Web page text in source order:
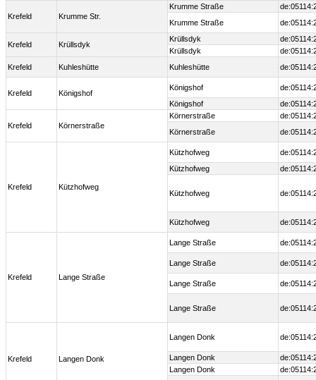
Krefeld Krumme Str.
Krumme Straße
Krumme Straße
Krefeld Krüllsdyk
Krüllsdyk
Krüllsdyk
Krefeld
Kuhleshütte Kuhleshütte
Krefeld Königshof
Königshof
Königshof
Krefeld Körnerstraße
Körnerstraße
Körnerstraße
Krefeld Kützhofweg
Kützhofweg
Kützhofweg
Kützhofweg
Kützhofweg
Krefeld Lange Straße
Lange Straße
Lange Straße
Lange Straße
Lange Straße
Krefeld Langen Donk
Langen Donk
Langen Donk
Langen Donk